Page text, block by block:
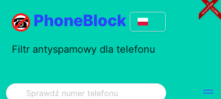
PhoneBlock
Filtr antyspamowy dla telefonu